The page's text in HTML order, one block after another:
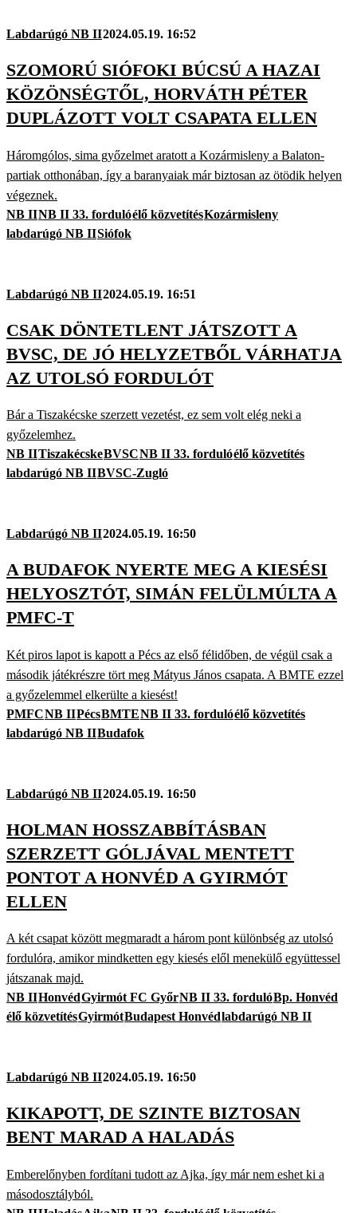
Labdarúgó NB II2024.05.19. 16:52
SZOMORÚ SIÓFOKI BÚCSÚ A HAZAI
KÖZÖNSÉGTŐL, HORVÁTH PÉTER
DUPLÁZOTT VOLT CSAPATA ELLEN
Háromgólos, sima győzelmet aratott a Kozármisleny a Balaton-
partiak otthonában, így a baranyaiak már biztosan az ötödik helyen
végeznek.
NB IINB II 33. fordulóélő közvetítésKozármisleny
labdarúgó NB IISiófok
Labdarúgó NB II2024.05.19. 16:51
CSAK DÖNTETLENT JÁTSZOTT A
BVSC, DE JÓ HELYZETBŐL VÁRHATJA
AZ UTOLSÓ FORDULÓT
Bár a Tiszakécske szerzett vezetést, ez sem volt elég neki a
győzelemhez.
NB IITiszakécskeBVSCNB II 33. fordulóélő közvetítés
labdarúgó NB IIBVSC-Zugló
Labdarúgó NB II2024.05.19. 16:50
A BUDAFOK NYERTE MEG A KIESÉSI
HELYOSZTÓT, SIMÁN FELÜLMÚLTA A
PMFC-T
Két piros lapot is kapott a Pécs az első félidőben, de végül csak a
második játékrészre tört meg Mátyus János csapata. A BMTE ezzel
a győzelemmel elkerülte a kiesést!
PMFCNB IIPécsBMTENB II 33. fordulóélő közvetítés
labdarúgó NB IIBudafok
Labdarúgó NB II2024.05.19. 16:50
HOLMAN HOSSZABBÍTÁSBAN
SZERZETT GÓLJÁVAL MENTETT
PONTOT A HONVÉD A GYIRMÓT
ELLEN
A két csapat között megmaradt a három pont különbség az utolsó
fordulóra, amikor mindketten egy kiesés elől menekülő együttessel
játszanak majd.
NB IIHonvédGyirmót FC GyőrNB II 33. fordulóBp. Honvéd
élő közvetítésGyirmótBudapest Honvédlabdarúgó NB II
Labdarúgó NB II2024.05.19. 16:50
KIKAPOTT, DE SZINTE BIZTOSAN
BENT MARAD A HALADÁS
Emberelőnyben fordítani tudott az Ajka, így már nem eshet ki a
másodosztályból.